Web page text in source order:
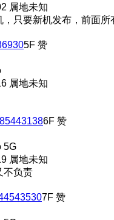
属地未知
，只要新机发布，前面所
5F 赞
属地未知
6F 赞
5G
属地未知
不负责
7F 赞